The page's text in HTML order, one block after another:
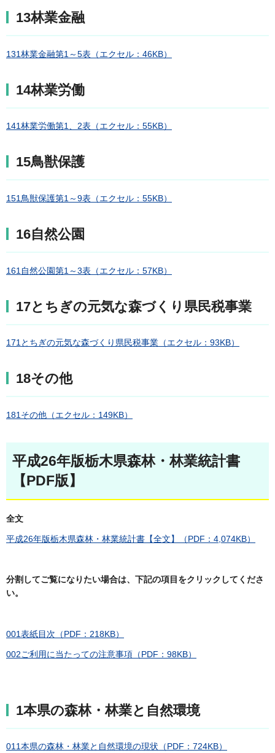
13林業金融
131林業金融第1～5表（エクセル：46KB）
14林業労働
141林業労働第1、2表（エクセル：55KB）
15鳥獣保護
151鳥獣保護第1～9表（エクセル：55KB）
16自然公園
161自然公園第1～3表（エクセル：57KB）
17とちぎの元気な森づくり県民税事業
171とちぎの元気な森づくり県民税事業（エクセル：93KB）
18その他
181その他（エクセル：149KB）
平成26年版栃木県森林・林業統計書
【PDF版】
全文
平成26年版栃木県森林・林業統計書【全文】（PDF：4,074KB）
分割してご覧になりたい場合は、下記の項目をクリックしてくださ
い。
001表紙目次（PDF：218KB）
002ご利用に当たっての注意事項（PDF：98KB）
1本県の森林・林業と自然環境
011本県の森林・林業と自然環境の現状（PDF：724KB）